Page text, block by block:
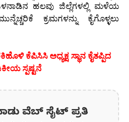
ಹಲವು ಜಿಲ್ಲೆಗಳಲ್ಲಿ ಮಳೆಯ
ಕ್ರಮಗಳನ್ನು ಕೈಗೊಳ್ಳಲು
ಕೆಪಿಸಿಸಿ ಅಧ್ಯಕ್ಷ ಸ್ಥಾನ ಕೈತಪ್ಪಿದ
ಸ್ಪಷ್ಟನೆ
ವೆಬ್ ಸೈಟ್ ಪ್ರತಿ